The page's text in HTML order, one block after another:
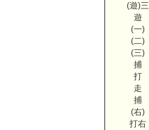
(遊)三
遊
(一)
(二)
(三)
捕
打
走
捕
(右)
打右